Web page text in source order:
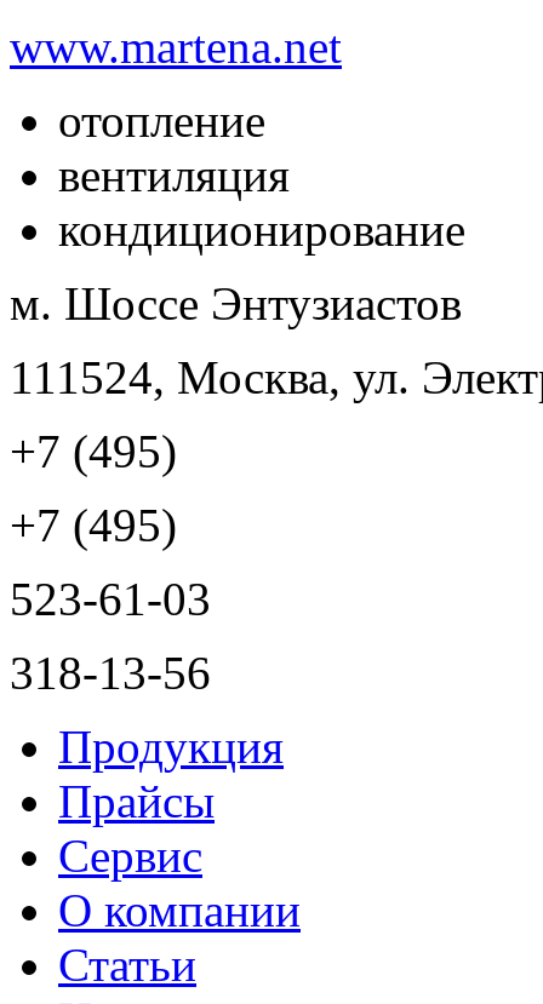
www.martena.net
отопление
вентиляция
кондиционирование
м. Шоссе Энтузиастов
111524, Москва, ул.
+7 (495)
+7 (495)
523-61-03
318-13-56
Продукция
Прайсы
Сервис
О компании
Статьи